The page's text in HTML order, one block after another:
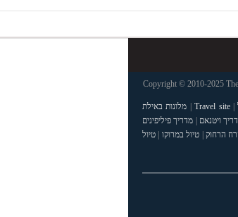
Copyright © 2010-2025
|
Travel site
| מלונות באילת
ויטנאם | מדריך פיליפינים
הרחוק | טיול במרוקו | טיול